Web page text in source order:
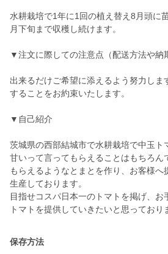
水耕栽培で1年に1回の植え替え8月頭に
月下旬まで収穫し続けます。
▼注文に際しての注意点（配送方法や納
出来るだけご希望に添えるよう努力しま
することをお約束いたします。
▼自己紹介
茨城県の西部結城市で水耕栽培で中玉ト
甘いって言ってもらえることはもちろん
もらえるようなとまとを作り、お客様へ
生産しております。
目指せコスパ日本一のトマトを掲げ、お
トマトを提供していきたいと思っており
保存方法